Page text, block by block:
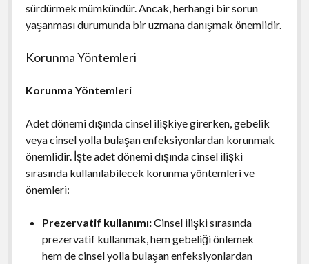
sürdürmek mümkündür. Ancak, herhangi bir sorun
yaşanması durumunda bir uzmana danışmak önemlidir.
Korunma Yöntemleri
Korunma Yöntemleri
Adet dönemi dışında cinsel ilişkiye girerken, gebelik
veya cinsel yolla bulaşan enfeksiyonlardan korunmak
önemlidir. İşte adet dönemi dışında cinsel ilişki
sırasında kullanılabilecek korunma yöntemleri ve
önemleri:
Prezervatif kullanımı:Cinsel ilişki sırasında
prezervatif kullanmak, hem gebeliği önlemek
hem de cinsel yolla bulaşan enfeksiyonlardan